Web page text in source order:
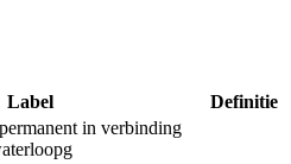
Label
Definitie
in verbinding